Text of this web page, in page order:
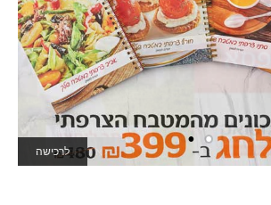
לרכישה
לאתר המשחקים